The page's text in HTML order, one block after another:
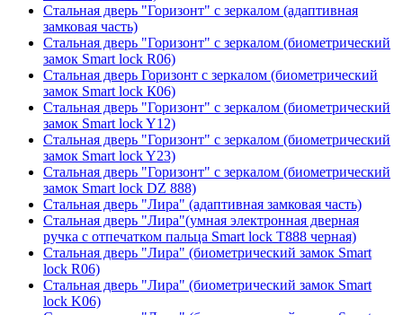
Стальная дверь "Горизонт" с зеркалом (адаптивная
замковая часть)
Стальная дверь "Горизонт" с зеркалом (биометрический
замок Smart lock R06)
Стальная дверь Горизонт с зеркалом (биометрический
замок Smart lock К06)
Стальная дверь "Горизонт" с зеркалом (биометрический
замок Smart lock Y12)
Стальная дверь "Горизонт" с зеркалом (биометрический
замок Smart lock Y23)
Стальная дверь "Горизонт" с зеркалом (биометрический
замок Smart lock DZ 888)
Стальная дверь "Лира" (адаптивная замковая часть)
Стальная дверь "Лира"(умная электронная дверная
ручка с отпечатком пальца Smart lock T888 черная)
Стальная дверь "Лира" (биометрический замок Smart
lock R06)
Стальная дверь "Лира" (биометрический замок Smart
lock K06)